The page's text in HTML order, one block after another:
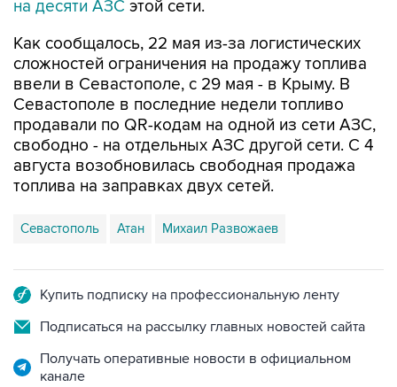
на десяти АЗС этой сети.
Как сообщалось, 22 мая из-за логистических
сложностей ограничения на продажу топлива
ввели в Севастополе, с 29 мая - в Крыму. В
Севастополе в последние недели топливо
продавали по QR-кодам на одной из сети АЗС,
свободно - на отдельных АЗС другой сети. С 4
августа возобновилась свободная продажа
топлива на заправках двух сетей.
Севастополь Атан Михаил Развожаев
Купить подписку на профессиональную ленту
Подписаться на рассылку главных новостей сайта
Получать оперативные новости в официальном
канале